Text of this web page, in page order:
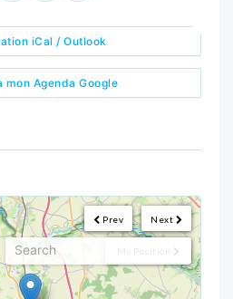
mon Agenda Google
iCal / Outlook
Next
Prev
My Position